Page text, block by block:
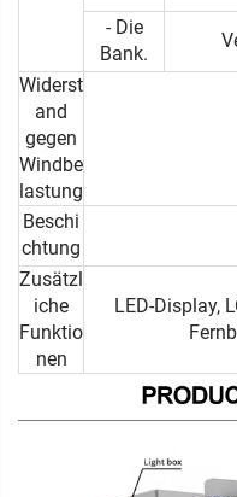
- Die
Bank.
Widerst
and
gegen
Windbe
lastung
Beschi
chtung
Zusätzl
iche
Funktio
nen
LED-Display,